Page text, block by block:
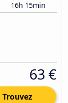
16h 15min
63 €
Trouvez